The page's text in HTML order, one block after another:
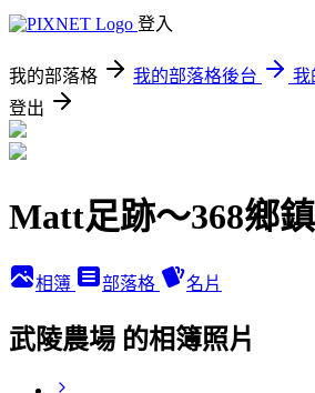
登入
我的部落格 我的部落格後台
我
登出
Matt足跡～368鄉
相簿 部落格 名片
武陵農場 的相簿照片